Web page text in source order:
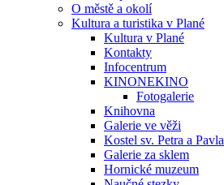
O městě a okolí
Kultura a turistika v Plané
Kultura v Plané
Kontakty
Infocentrum
KINONEKINO
Fotogalerie
Knihovna
Galerie ve věži
Kostel sv. Petra a Pavla
Galerie za sklem
Hornické muzeum